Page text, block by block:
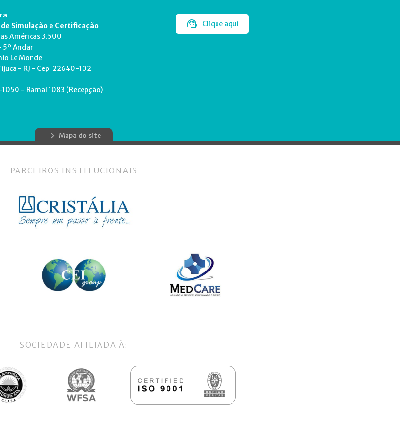
Simulação e Certificação
Américas 3.500
5º Andar
Le Monde
- RJ - Cep: 22640-102
- Ramal 1083 (Recepção)
Clique aqui
Mapa do site
PARCEIROS INSTITUCIONAIS
SOCIEDADE AFILIADA À: